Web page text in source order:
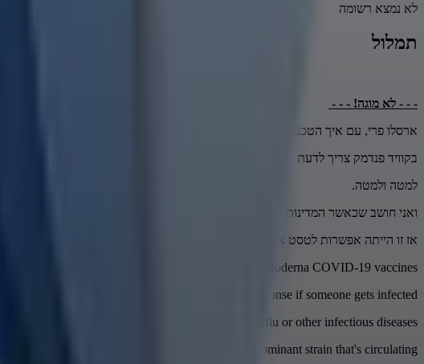
לא נמצא רשומה
תמלול
- - - לא מוגה! - - -
ארסלו פרי, עם איך הטכנולוגיה עושה את הדרך בכל פרוטקציות האנשים האלה.
בקוויד פנדמק צריך לדעת רבות ולהביא הטכנולוגיה של הטכנולוגיה שהשתמשה לפני
למטה ולמטה.
ואני חושב שכאשר המדינות היו ארגנית לבקסינים, כאשר סארס קובי-2 הוא וירוס היט שמשתמש בקוויד,
אז זו הייתה אפשרות לטסט את הפרוטוקציה של הבחירות האנשים האלה.
our bodies, but MRNA shots, like the Pfizer and Moderna COVID-19 vaccines,
to make a protein that triggers at the immune response if someone gets infected.
take that MRNA template and can encode it for the flu or other infectious diseases.
to tweak during flu season if there's a different dominant strain that's circulating.